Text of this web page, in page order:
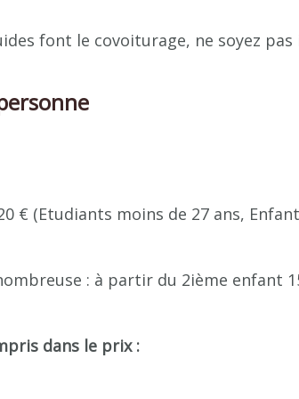
font le covoiturage, ne soyez
€ (Etudiants moins de 27 ans,
: à partir du 2ième enfant
dans le prix :